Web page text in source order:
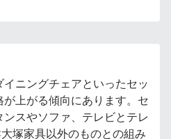
ニングチェアといったセッ
が上がる傾向にあります。セ
スやソファ、テレビとテレ
塚家具以外のものとの組み